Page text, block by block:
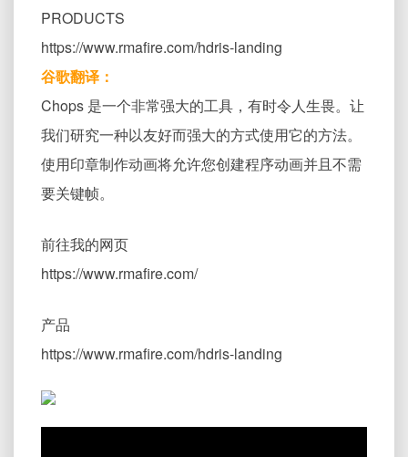
PRODUCTS
https://www.rmafire.com/hdris-landing
谷歌翻译：
Chops 是一个非常强大的工具，有时令人生畏。让
我们研究一种以友好而强大的方式使用它的方法。
使用印章制作动画将允许您创建程序动画并且不需
要关键帧。
前往我的网页
https://www.rmafire.com/
产品
https://www.rmafire.com/hdris-landing